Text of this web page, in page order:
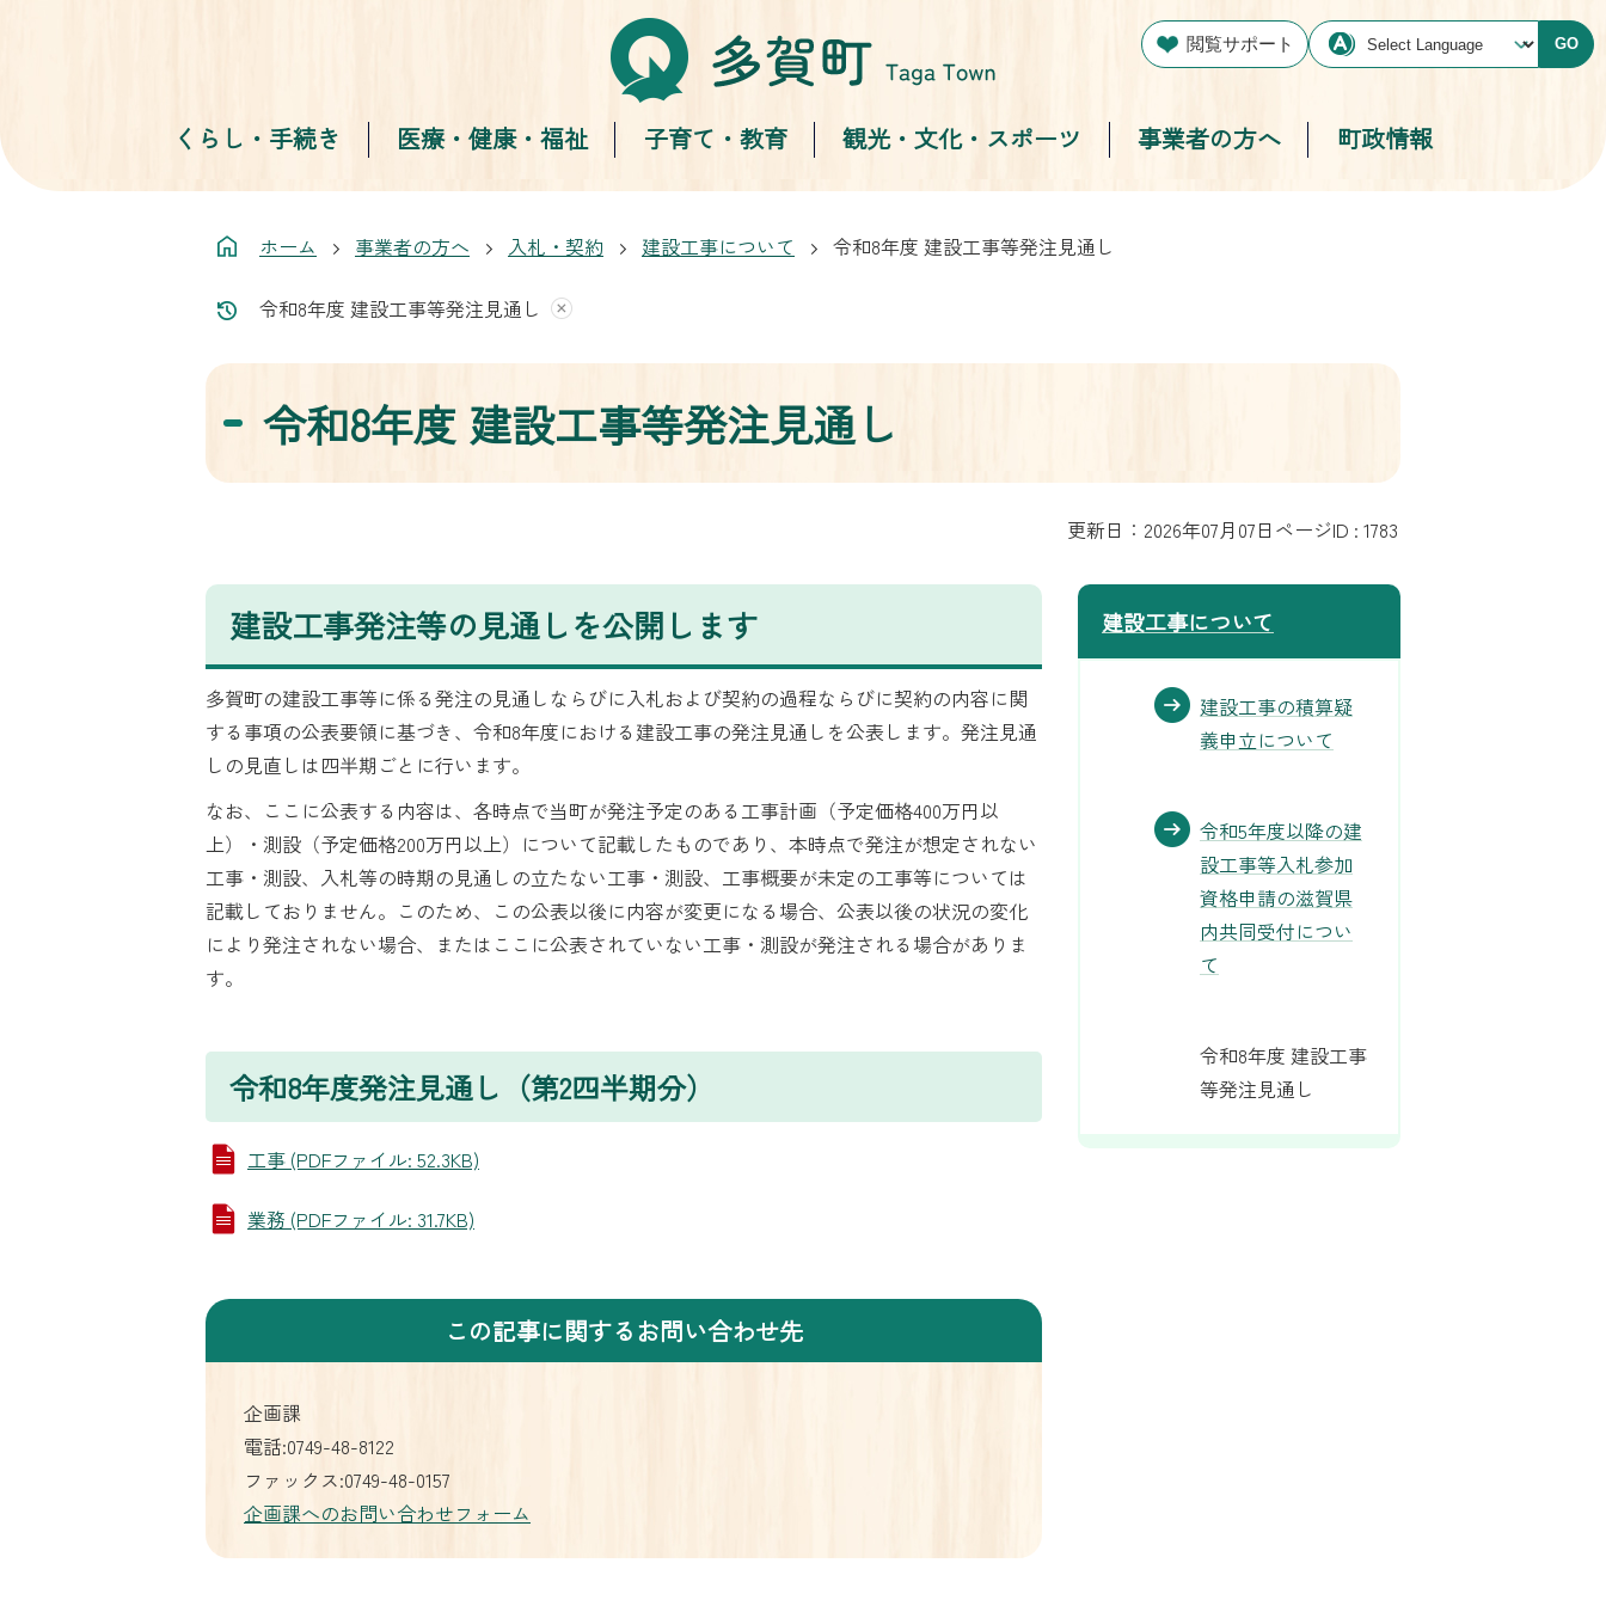
閲覧サポート GO
くらし・手続き 医療・健康・福祉 子育て・教育 観光・文化・スポーツ 事業者の方へ 町政情報
ホーム 事業者の方へ 入札・契約 建設工事について 令和8年度 建設工事等発注見通し
令和8年度 建設工事等発注見通し
令和8年度 建設工事等発注見通し
更新日：2026年07月07日 ページID : 1783
建設工事発注等の見通しを公開します
多賀町の建設工事等に係る発注の見通しならびに入札および契約の過程ならびに契約の内容に関
する事項の公表要領に基づき、令和8年度における建設工事の発注見通しを公表します。発注見通
しの見直しは四半期ごとに行います。
なお、ここに公表する内容は、各時点で当町が発注予定のある工事計画（予定価格400万円以
上）・測設（予定価格200万円以上）について記載したものであり、本時点で発注が想定されない
工事・測設、入札等の時期の見通しの立たない工事・測設、工事概要が未定の工事等については
記載しておりません。このため、この公表以後に内容が変更になる場合、公表以後の状況の変化
により発注されない場合、またはここに公表されていない工事・測設が発注される場合がありま
す。
令和8年度発注見通し（第2四半期分）
工事 (PDFファイル: 52.3KB)
業務 (PDFファイル: 31.7KB)
この記事に関するお問い合わせ先
企画課
電話:0749-48-8122
ファックス:0749-48-0157
企画課へのお問い合わせフォーム
建設工事について
建設工事の積算疑
義申立について
令和5年度以降の建
設工事等入札参加
資格申請の滋賀県
内共同受付につい
て
令和8年度 建設工事
等発注見通し